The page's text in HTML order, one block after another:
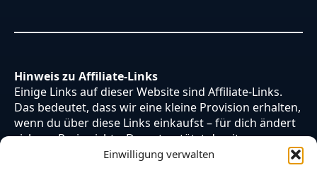
Einwilligung verwalten
Hinweis zu Affiliate-Links
Einige Links auf dieser Website sind Affiliate-Links.
Das bedeutet, dass wir eine kleine Provision erhalten,
wenn du über diese Links einkaufst – für dich ändert
sich am Preis nichts. Du unterstützt damit unsere
Arbeit. Vielen Dank dafür!